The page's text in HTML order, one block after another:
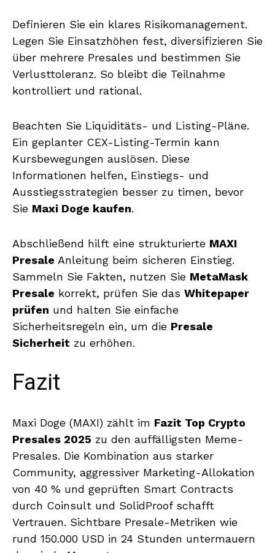
Definieren Sie ein klares Risikomanagement.
Legen Sie Einsatzhöhen fest, diversifizieren Sie
über mehrere Presales und bestimmen Sie
Verlusttoleranz. So bleibt die Teilnahme
kontrolliert und rational.
Beachten Sie Liquiditäts- und Listing-Pläne.
Ein geplanter CEX-Listing-Termin kann
Kursbewegungen auslösen. Diese
Informationen helfen, Einstiegs- und
Ausstiegsstrategien besser zu timen, bevor
Sie Maxi Doge kaufen.
Abschließend hilft eine strukturierte MAXI
Presale Anleitung beim sicheren Einstieg.
Sammeln Sie Fakten, nutzen Sie MetaMask
Presale korrekt, prüfen Sie das Whitepaper
prüfen und halten Sie einfache
Sicherheitsregeln ein, um die Presale
Sicherheit zu erhöhen.
Fazit
Maxi Doge (MAXI) zählt im Fazit Top Crypto
Presales 2025 zu den auffälligsten Meme-
Presales. Die Kombination aus starker
Community, aggressiver Marketing-Allokation
von 40 % und geprüften Smart Contracts
durch Coinsult und SolidProof schafft
Vertrauen. Sichtbare Presale-Metriken wie
rund 150.000 USD in 24 Stunden untermauern